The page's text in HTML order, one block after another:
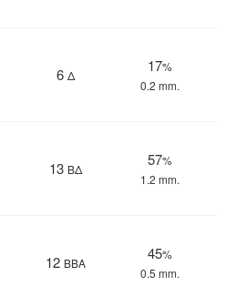
6 Δ
17%
0.2 mm.
13 ΒΔ
57%
1.2 mm.
12 ΒΒΑ
45%
0.5 mm.